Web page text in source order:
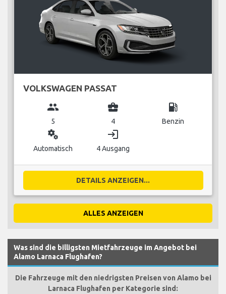
VOLKSWAGEN PASSAT
group
5
business_center
4
local_gas_station
Benzin
miscellaneous_services
Automatisch
login
4 Ausgang
DETAILS ANZEIGEN...
ALLES ANZEIGEN
Was sind die billigsten Mietfahrzeuge im Angebot bei
Alamo Larnaca Flughafen?
Die Fahrzeuge mit den niedrigsten Preisen von Alamo bei
Larnaca Flughafen per Kategorie sind: